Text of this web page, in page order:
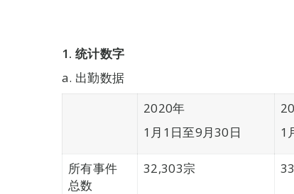
1. 统计数字
a. 出勤数据
2020年
1月1日至9月30日
1
所有事件
总数
32,303宗